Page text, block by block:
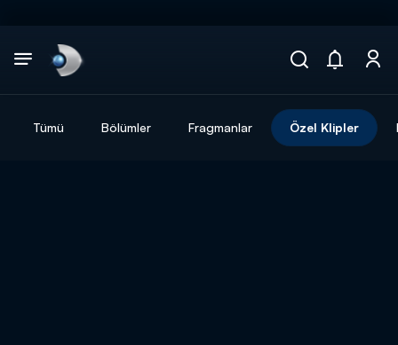
Tümü Bölümler Fragmanlar Özel Klipler